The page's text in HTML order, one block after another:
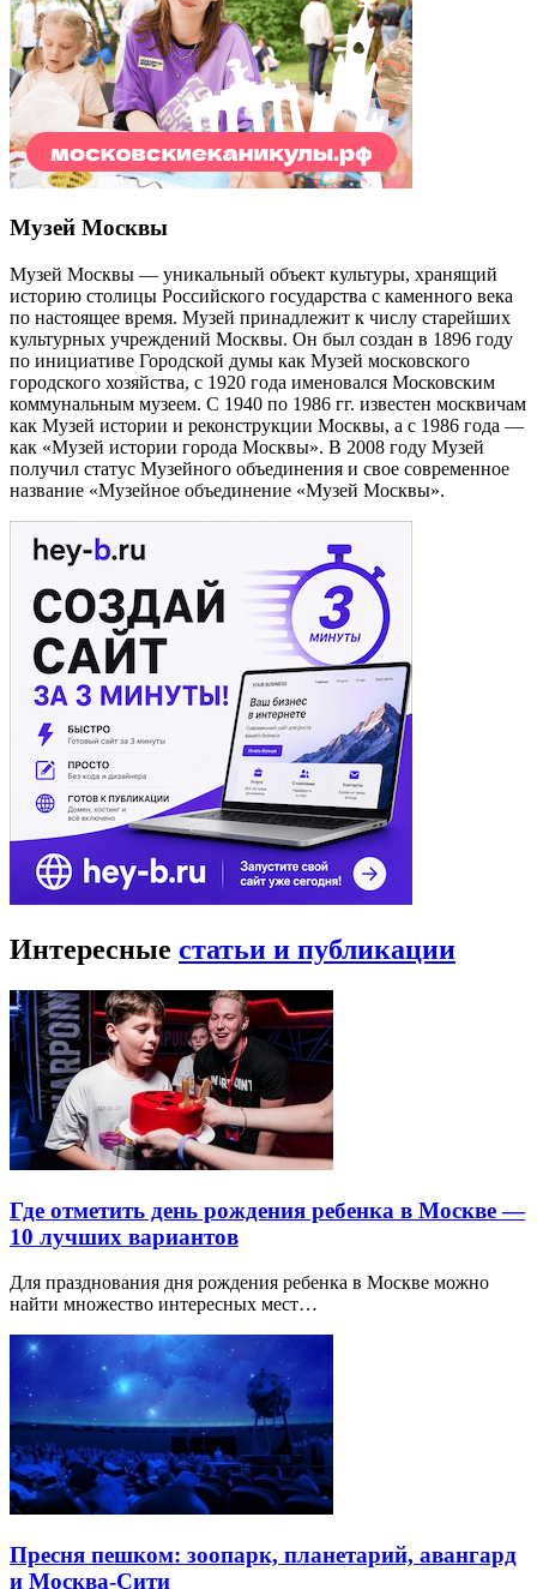
Музей Москвы
Музей Москвы — уникальный объект культуры, хранящий
историю столицы Российского государства с каменного века
по настоящее время. Музей принадлежит к числу старейших
культурных учреждений Москвы. Он был создан в 1896 году
по инициативе Городской думы как Музей московского
городского хозяйства, с 1920 года именовался Московским
коммунальным музеем. С 1940 по 1986 гг. известен москвичам
как Музей истории и реконструкции Москвы, а с 1986 года —
как «Музей истории города Москвы». В 2008 году Музей
получил статус Музейного объединения и свое современное
название «Музейное объединение «Музей Москвы».
Интересные статьи и публикации
Где отметить день рождения ребенка в Москве —
10 лучших вариантов
Для празднования дня рождения ребенка в Москве можно
найти множество интересных мест…
Пресня пешком: зоопарк, планетарий, авангард
и Москва-Сити